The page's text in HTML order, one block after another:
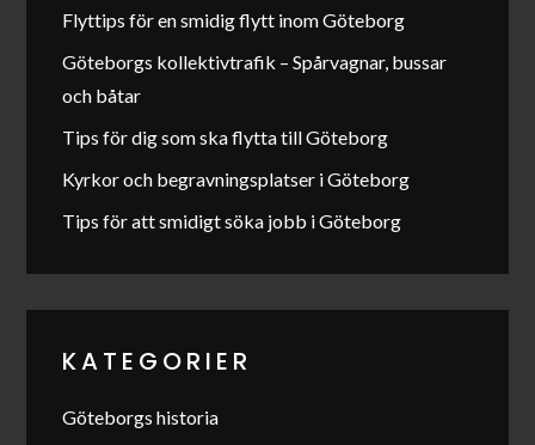
Flyttips för en smidig flytt inom Göteborg
Göteborgs kollektivtrafik – Spårvagnar, bussar
och båtar
Tips för dig som ska flytta till Göteborg
Kyrkor och begravningsplatser i Göteborg
Tips för att smidigt söka jobb i Göteborg
KATEGORIER
Göteborgs historia